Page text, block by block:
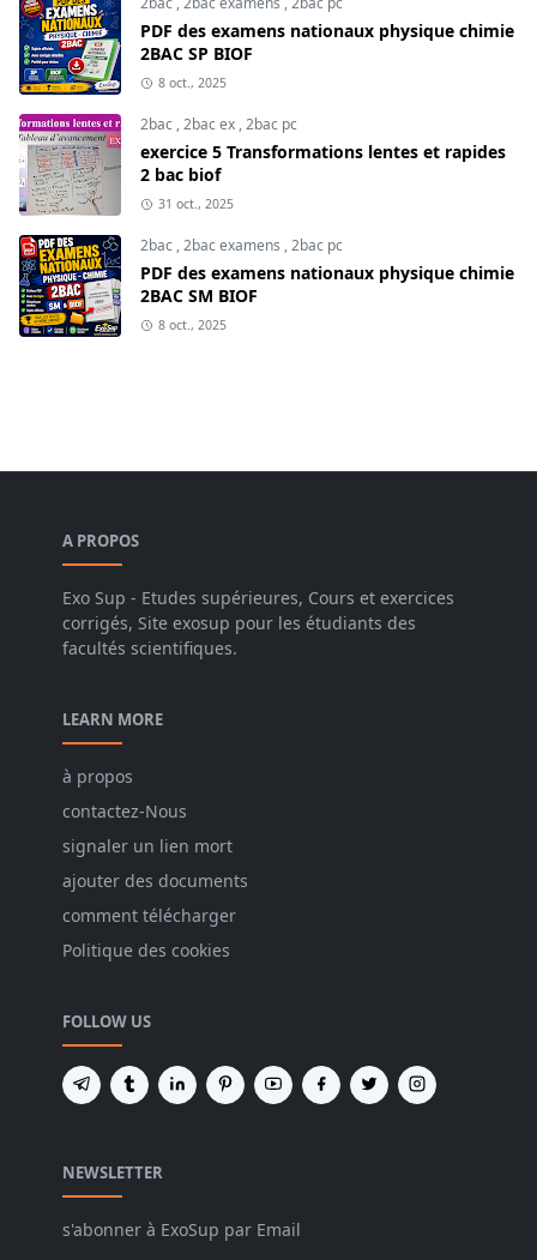
PDF des examens nationaux physique chimie
2BAC SP BIOF
8 oct., 2025
2bac ,2bac ex ,2bac pc
exercice 5 Transformations lentes et rapides
2 bac biof
31 oct., 2025
2bac ,2bac examens ,2bac pc
PDF des examens nationaux physique chimie
2BAC SM BIOF
8 oct., 2025
A PROPOS
Exo Sup - Etudes supérieures, Cours et exercices
corrigés, Site exosup pour les étudiants des
facultés scientifiques.
LEARN MORE
à propos
contactez-Nous
signaler un lien mort
ajouter des documents
comment télécharger
Politique des cookies
FOLLOW US
NEWSLETTER
s'abonner à ExoSup par Email